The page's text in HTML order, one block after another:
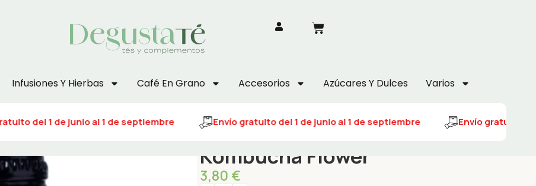
Infusiones Y Hierbas Café En Grano Accesorios Azúcares Y Dulces Varios
del 1 de junio al 1 de septiembre Envío gratuito del 1 de junio al 1 de septiembre Envío gratuito del
Kombucha Flower
3,80 €